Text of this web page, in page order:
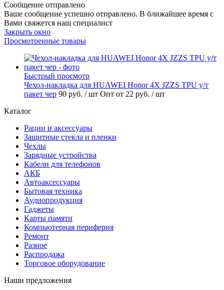
Сообщение отправлено
Ваше сообщение успешно отправлено. В ближайшее время с
Вами свяжется наш специалист
Закрыть окно
Просмотренные товары
Быстрый просмотр
Чехол-накладка для HUAWEI Honor 4X JZZS TPU у/т
пакет чер 90 руб. / шт Опт от 22 руб. / шт
Каталог
Рации и аксессуары
Защитные стекла и пленки
Чехлы
Зарядные устройства
Кабели для телефонов
АКБ
Автоаксессуары
Бытовая техника
Аудиопродукция
Гаджеты
Карты памяти
Компьютерная периферия
Ремонт
Разное
Распродажа
Торговое оборудование
Наши предложения